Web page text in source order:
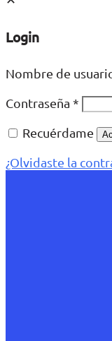
Login
Nombre de
Contraseña *
Recuérdame
¿Olvidaste la